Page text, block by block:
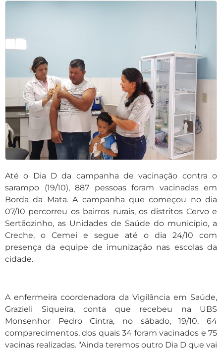
Até o Dia D da campanha de vacinação contra o
sarampo (19/10), 887 pessoas foram vacinadas em
Borda da Mata. A campanha que começou no dia
07/10 percorreu os bairros rurais, os distritos Cervo e
Sertãozinho, as Unidades de Saúde do município, a
Creche, o Cemei e segue até o dia 24/10 com
presença da equipe de imunização nas escolas da
cidade.
A enfermeira coordenadora da Vigilância em Saúde,
Grazieli Siqueira, conta que recebeu na UBS
Monsenhor Pedro Cintra, no sábado, 19/10, 64
comparecimentos, dos quais 34 foram vacinados e 75
vacinas realizadas. “Ainda teremos outro Dia D que vai